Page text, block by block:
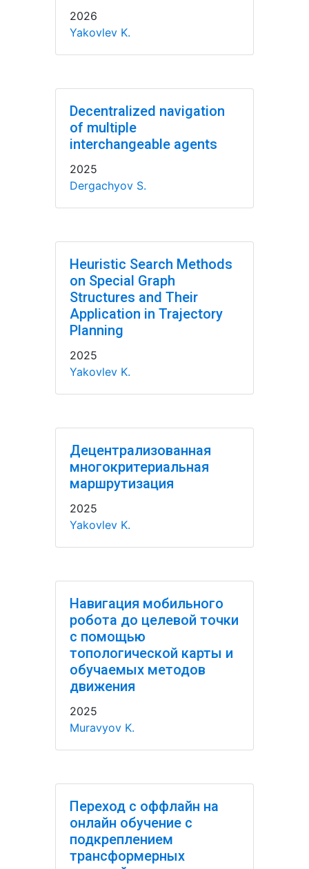
2026
Yakovlev K.
Decentralized navigation
of multiple
interchangeable agents
2025
Dergachyov S.
Heuristic Search Methods
on Special Graph
Structures and Their
Application in Trajectory
Planning
2025
Yakovlev K.
Децентрализованная
многокритериальная
маршрутизация
2025
Yakovlev K.
Навигация мобильного
робота до целевой точки
с помощью
топологической карты и
обучаемых методов
движения
2025
Muravyov K.
Переход с оффлайн на
онлайн обучение с
подкреплением
трансформерных